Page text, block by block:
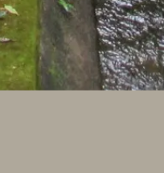
folhas verdes e plantas
com água correndo